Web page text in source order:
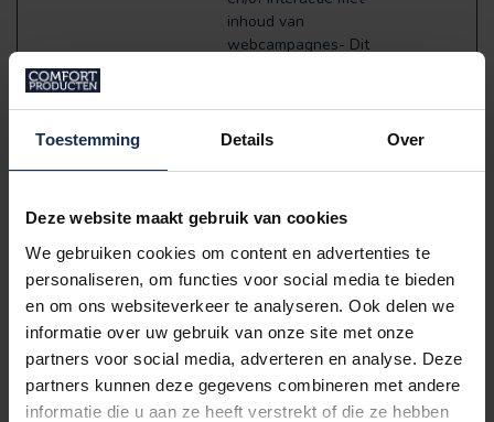
Toestemming Details Over
Deze website maakt gebruik van cookies
We gebruiken cookies om content en advertenties te
personaliseren, om functies voor social media te bieden
en om ons websiteverkeer te analyseren. Ook delen we
informatie over uw gebruik van onze site met onze
partners voor social media, adverteren en analyse. Deze
partners kunnen deze gegevens combineren met andere
informatie die u aan ze heeft verstrekt of die ze hebben
inhoud van
webcampagnes- Dit
campagneplatform dat
eigenaren van
evenementen of
producten.
_ga [x3] Google
Gebruikt om gegevens
naar Google Analytics
te verzenden over het
apparaat en het
gedrag van de
bezoeker. Traceert de
bezoeker op
2 jaar